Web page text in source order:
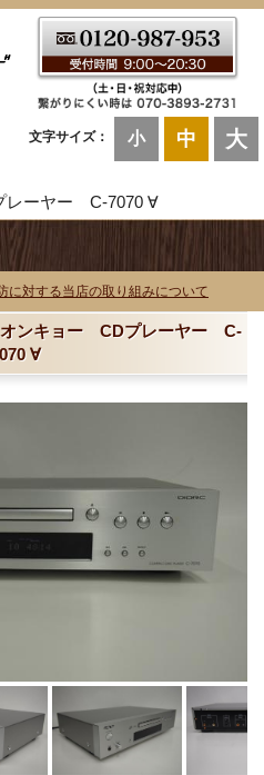
文字サイズ： 小 中 大
ーヤー C-7070 ∀
に対する当店の取り組みについて
ンキョー CDプレーヤー C-
∀